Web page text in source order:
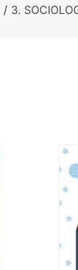
/ 3.